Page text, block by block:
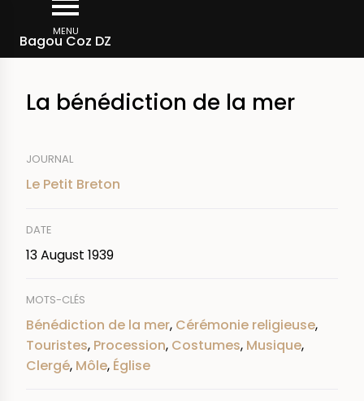
main
MENU
Bagou Coz DZ
Breadcrumb
La bénédiction de la mer
JOURNAL
Le Petit Breton
DATE
13 August 1939
MOTS-CLÉS
Bénédiction de la mer, Cérémonie religieuse,
Touristes, Procession, Costumes, Musique,
Clergé, Môle, Église